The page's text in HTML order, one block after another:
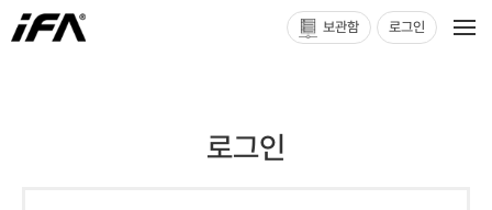
보관함 로그인
로그인